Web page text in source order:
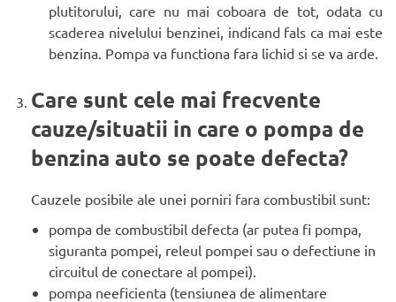
plutitorului, care nu mai coboara de tot, odata cu
scaderea nivelului benzinei, indicand fals ca mai este
benzina. Pompa va functiona fara lichid si se va arde.
Care sunt cele mai frecvente
cauze/situatii in care o pompa de
benzina auto se poate defecta?
Cauzele posibile ale unei porniri fara combustibil sunt:
pompa de combustibil defecta (ar putea fi pompa,
siguranta pompei, releul pompei sau o defectiune in
circuitul de conectare al pompei).
pompa neeficienta (tensiunea de alimentare